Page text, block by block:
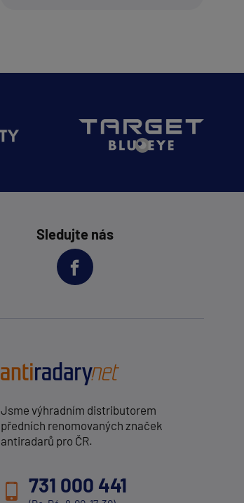
Sledujte nás
Jsme výhradním distributorem
předních renomovaných značek
antiradarů pro ČR.
731 000 441